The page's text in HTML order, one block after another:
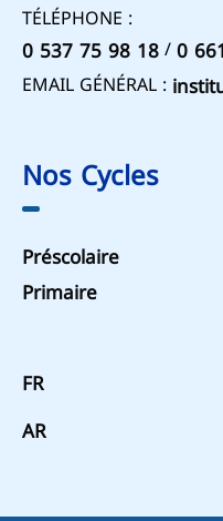
TÉLÉPHONE :
0 537 75 98 18/0
EMAIL GÉNÉRAL :
Nos Cycles
Préscolaire
Primaire
FR
AR